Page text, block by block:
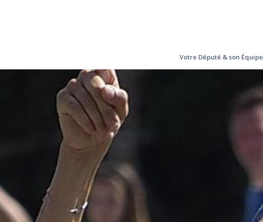
Votre Député & son Équipe